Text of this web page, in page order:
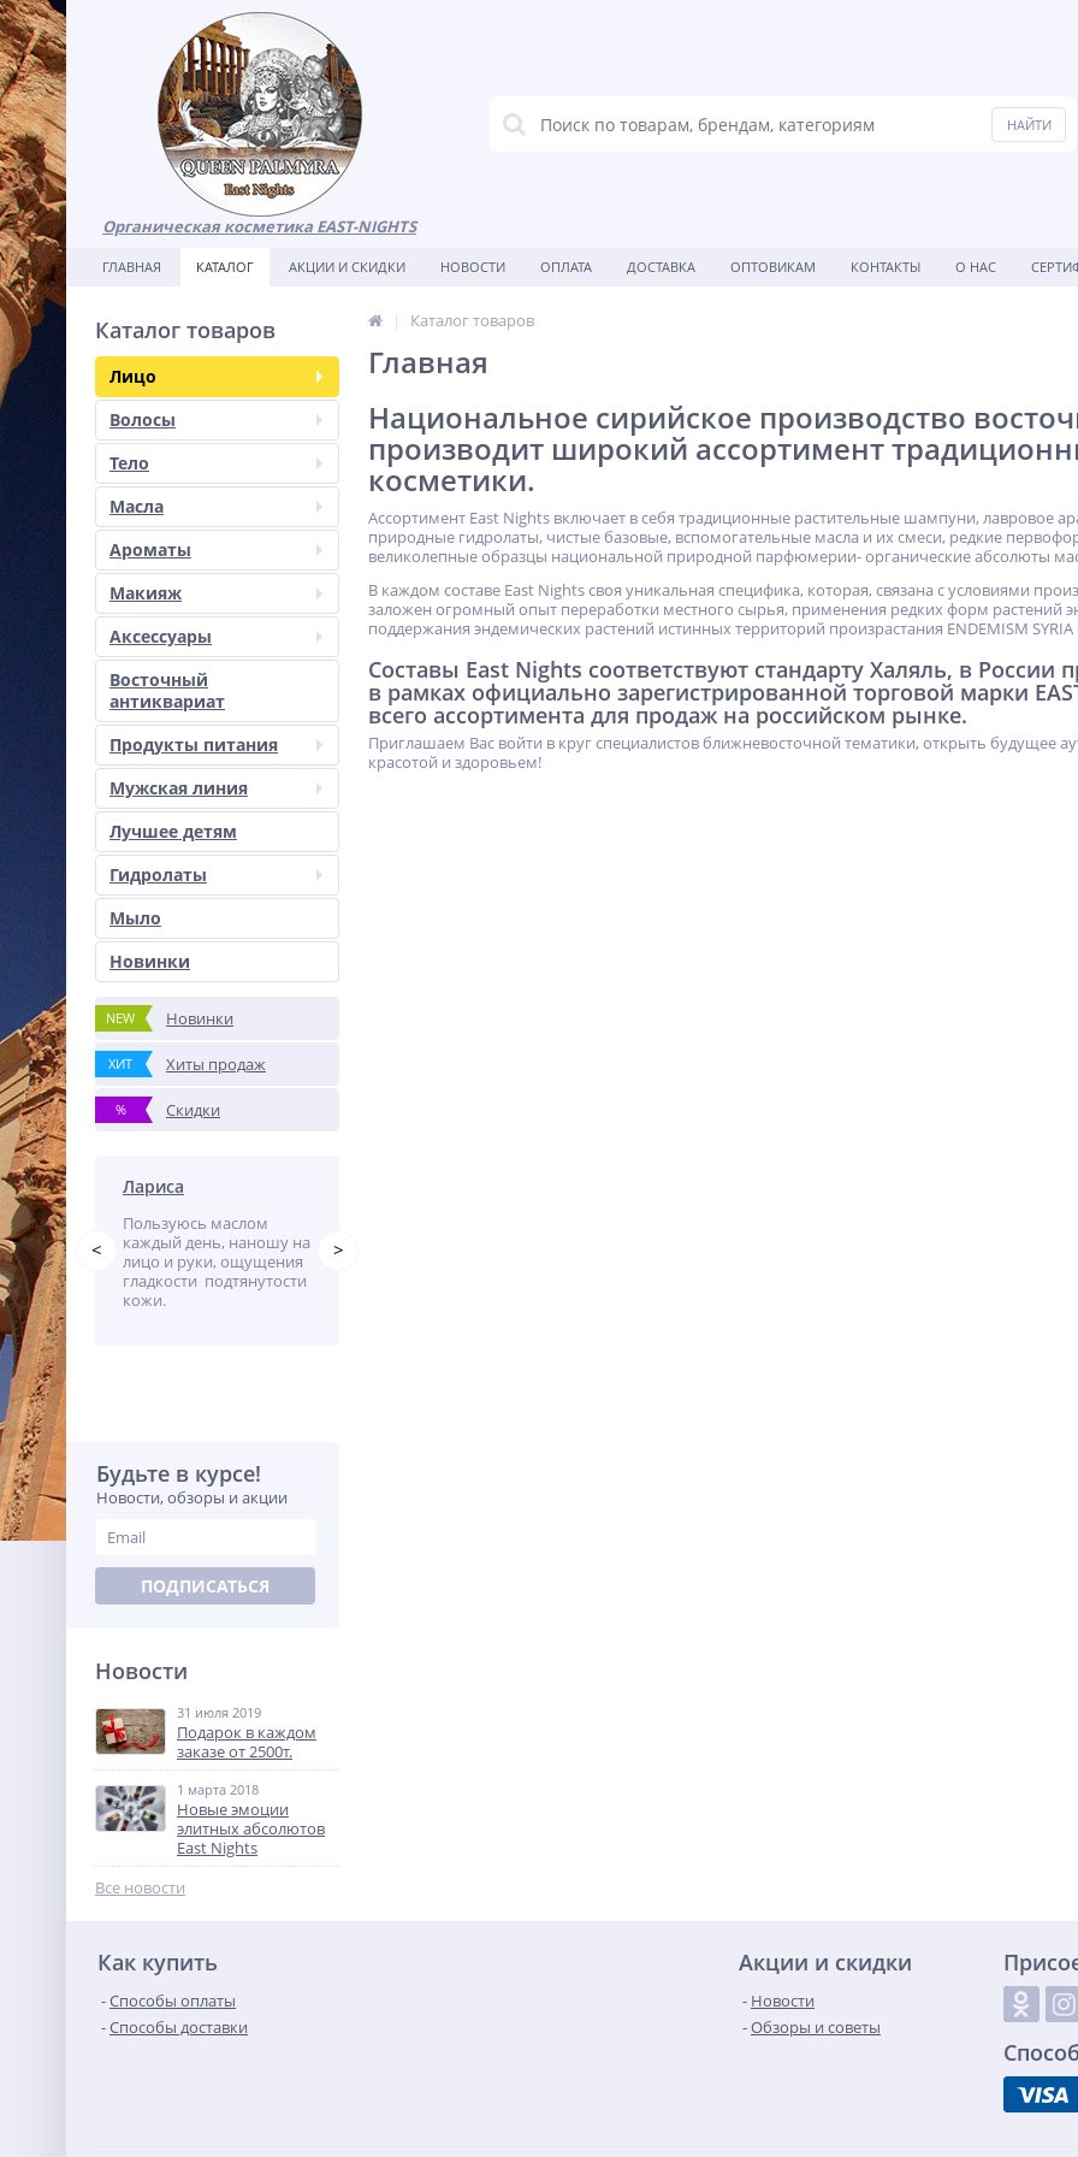
Органическая косметика EAST-NIGHTS
ГЛАВНАЯ КАТАЛОГ АКЦИИ И СКИДКИ НОВОСТИ ОПЛАТА ДОСТАВКА ОПТОВИКАМ КОНТАКТЫ О НАС
Каталог товаров
Лицо
Волосы
Тело
Масла
Ароматы
Макияж
Аксессуары
Восточный
антиквариат
Продукты питания
Мужская линия
Лучшее детям
Гидролаты
Мыло
Новинки
NEW Новинки
ХИТ Хиты продаж
% Скидки
<
теперь
крем.
Лариса
Пользуюсь маслом
каждый день, наношу на
лицо и руки, ощущения
гладкости подтянутости
кожи.
>
Будьте в курсе!
Новости, обзоры и акции
ПОДПИСАТЬСЯ
Новости
31 июля 2019
Подарок в каждом
заказе от 2500т.
1 марта 2018
Новые эмоции
элитных абсолютов
East Nights
Все новости
Каталог товаров
Главная
Национальное сирийское производство
производит широкий ассортимент
косметики.
Ассортимент East Nights включает в себя традиционные растительные шампуни, лавровое
природные гидролаты, чистые базовые, вспомогательные масла и их смеси, редкие
великолепные образцы национальной природной парфюмерии- органические абсолюты
В каждом составе East Nights своя уникальная специфика, которая, связана с условиями
заложен огромный опыт переработки местного сырья, применения редких форм растений
поддержания эндемических растений истинных территорий произрастания ENDEMISM SYRIA
Составы East Nights соответствуют стандарту Халяль, в России
в рамках официально зарегистрированной торговой марки
всего ассортимента для продаж на российском рынке.
Приглашаем Вас войти в круг специалистов ближневосточной тематики, открыть будущее
красотой и здоровьем!
Как купить
Способы оплаты
Способы доставки
Акции и скидки
Новости
Обзоры и советы